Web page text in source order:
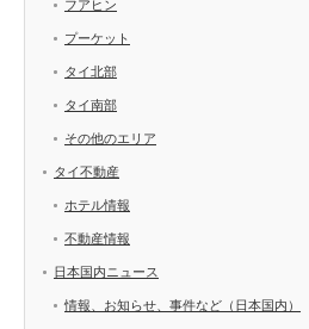
フアヒン
プーケット
タイ北部
タイ南部
その他のエリア
タイ不動産
ホテル情報
不動産情報
日本国内ニュース
情報、お知らせ、事件など（日本国内）